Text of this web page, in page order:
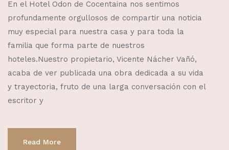
En el Hotel Odon de Cocentaina nos sentimos
profundamente orgullosos de compartir una noticia
muy especial para nuestra casa y para toda la
familia que forma parte de nuestros
hoteles.Nuestro propietario, Vicente Nácher Vañó,
acaba de ver publicada una obra dedicada a su vida
y trayectoria, fruto de una larga conversación con el
escritor y
Read More